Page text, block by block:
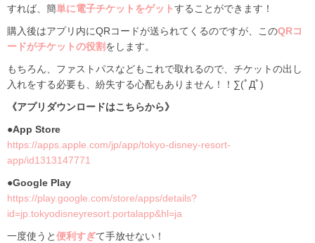
すれば、簡単に電子チケットをゲットすることができます！
購入後はアプリ内にQRコードが送られてくるのですが、このQRコ
ードがチケットの役割をします。
もちろん、ファストパスなどもこれで取れるので、チケットの出し
入れをする必要も、紛失する心配もありません！！∑(ﾟДﾟ)
《アプリダウンロードはこちらから》
●App Store
https://apps.apple.com/jp/app/tokyo-disney-resort-
app/id1313147771
●Google Play
https://play.google.com/store/apps/details?
id=jp.tokyodisneyresort.portalapp&hl=ja
一度使うと便利すぎて手放せない！